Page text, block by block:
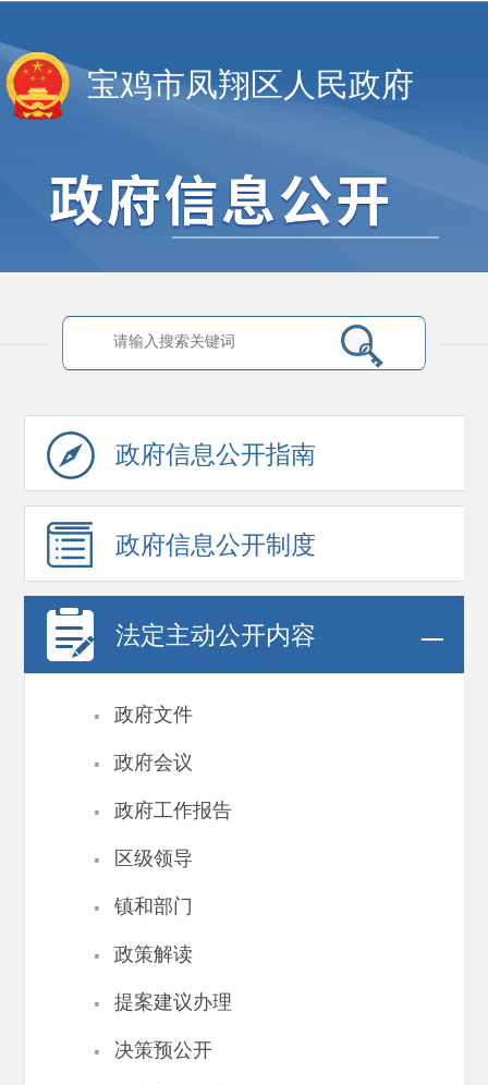
宝鸡市凤翔区人民政府
政府信息公开指南
政府信息公开制度
法定主动公开内容
· 政府文件
· 政府会议
· 政府工作报告
· 区级领导
· 镇和部门
· 政策解读
· 提案建议办理
· 决策预公开